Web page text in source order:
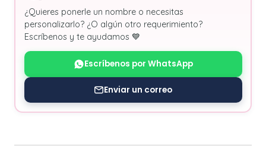
¿Quieres ponerle un nombre o necesitas
personalizarlo? ¿O algún otro requerimiento?
Escríbenos y te ayudamos 💙
Escríbenos por WhatsApp
Enviar un correo